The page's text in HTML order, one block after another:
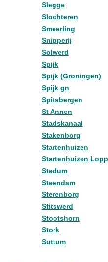
Slegge
Slochteren
Smeerling
Snipperij
Solwerd
Spijk
Spijk (Groningen)
Spijk gn
Spitsbergen
St Annen
Stadskanaal
Stakenborg
Startenhuizen
Startenhuizen Lopp
Stedum
Steendam
Sterenborg
Stitswerd
Stootshorn
Stork
Suttum